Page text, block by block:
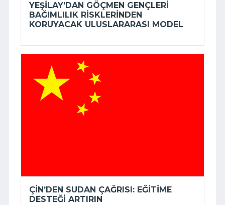
YEŞILAY’DAN GÖÇMEN GENÇLERI
BAĞIMLILIK RISKLERINDEN
KORUYACAK ULUSLARARASI MODEL
ÇIN’DEN SUDAN ÇAĞRISI: EĞITIME
DESTEĞI ARTIRIN